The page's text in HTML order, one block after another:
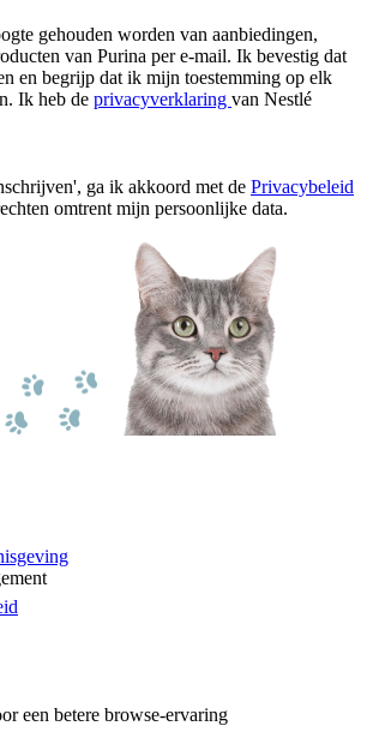
gehouden worden van aanbiedingen,
van Purina per e-mail. Ik bevestig dat
en begrijp dat ik mijn toestemming op elk
Ik heb de privacyverklaring van Nestlé
ga ik akkoord met de Privacybeleid
omtrent mijn persoonlijke data.
een betere browse-ervaring